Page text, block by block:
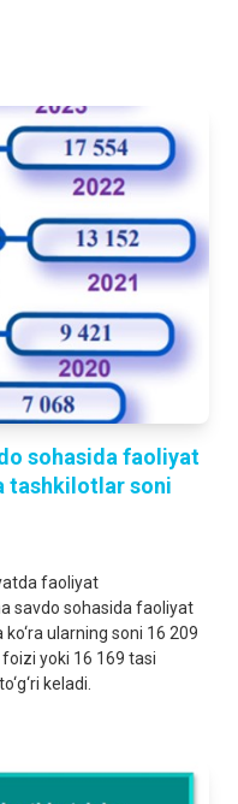
sohasida faoliyat
tashkilotlar soni
faoliyat
savdo sohasida faoliyat
ularning soni 16 209
yoki 16 169 tasi
keladi.